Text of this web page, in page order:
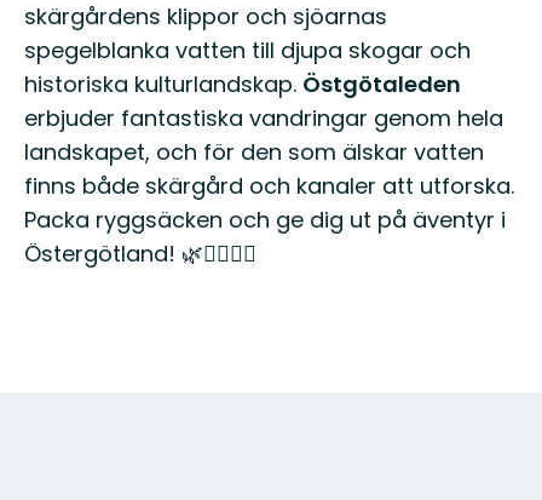
skärgårdens klippor och sjöarnas
spegelblanka vatten till djupa skogar och
historiska kulturlandskap. Östgötaleden
erbjuder fantastiska vandringar genom hela
landskapet, och för den som älskar vatten
finns både skärgård och kanaler att utforska.
Packa ryggsäcken och ge dig ut på äventyr i
Östergötland! 🌿🚶‍♂️🚣‍♀️